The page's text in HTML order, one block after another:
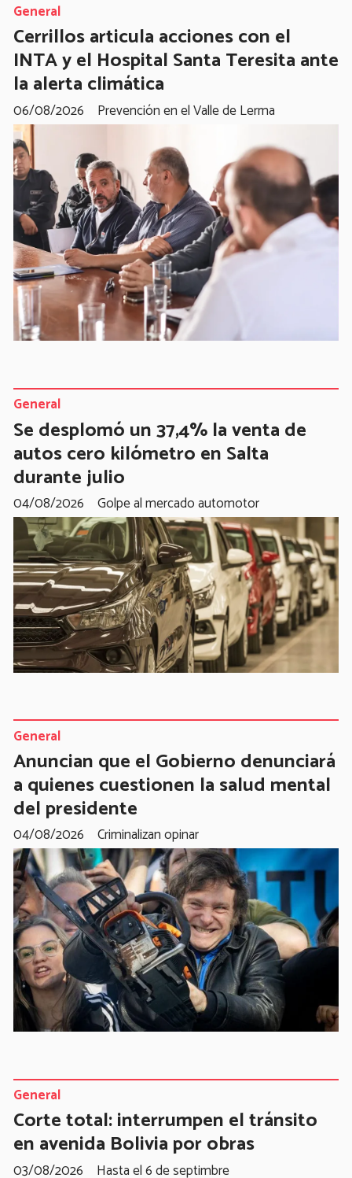
Cerrillos articula acciones con el
INTA y el Hospital Santa Teresita ante
la alerta climática
Prevención en el Valle de Lerma
General
06/08/2026
Se desplomó un 37,4% la venta de
autos cero kilómetro en Salta
durante julio
Golpe al mercado automotor
General
04/08/2026
Anuncian que el Gobierno denunciará
a quienes cuestionen la salud mental
del presidente
Criminalizan opinar
General
04/08/2026
Corte total: interrumpen el tránsito
en avenida Bolivia por obras
Hasta el 6 de septimbre
General
03/08/2026